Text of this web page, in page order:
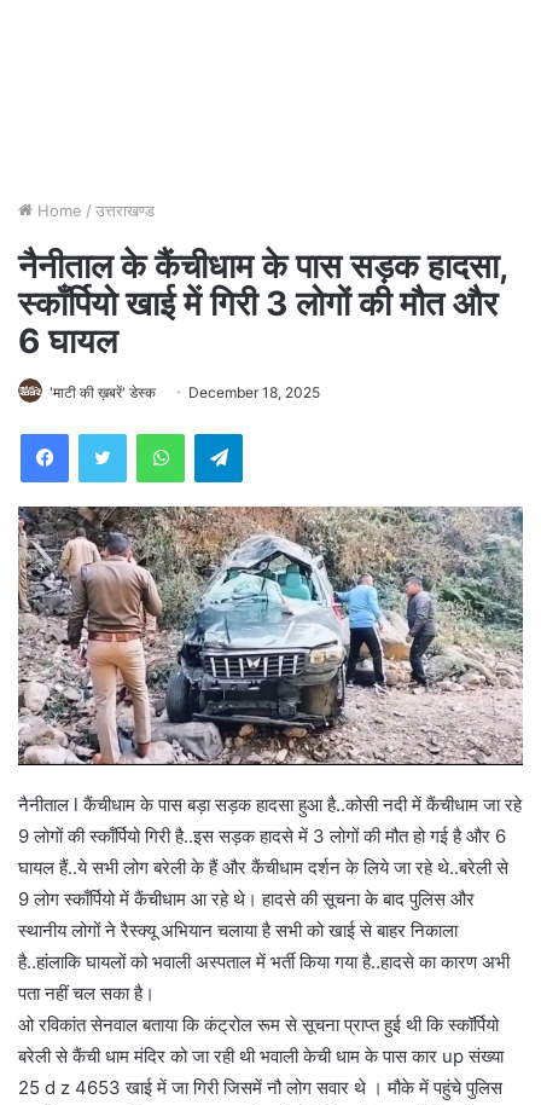
Home / उत्तराखण्ड
नैनीताल के कैंचीधाम के पास सड़क हादसा,
स्काँर्पियो खाई में गिरी 3 लोगों की मौत और
6 घायल
'माटी की ख़बरें' डेस्क December 18, 2025
WhatsAppTelegram
नैनीताल l कैंचीधाम के पास बड़ा सड़क हादसा हुआ है..कोसी नदी में कैंचीधाम जा रहे
9 लोगों की स्काँर्पियो गिरी है..इस सड़क हादसे में 3 लोगों की मौत हो गई है और 6
घायल हैं..ये सभी लोग बरेली के हैं और कैंचीधाम दर्शन के लिये जा रहे थे..बरेली से
9 लोग स्काँर्पियो में कैंचीधाम आ रहे थे। हादसे की सूचना के बाद पुलिस और
स्थानीय लोगों ने रैस्क्यू अभियान चलाया है सभी को खाई से बाहर निकाला
है..हांलाकि घायलों को भवाली अस्पताल में भर्ती किया गया है..हादसे का कारण अभी
पता नहीं चल सका है।
ओ रविकांत सेनवाल बताया कि कंट्रोल रूम से सूचना प्राप्त हुई थी कि स्कॉर्पियो
बरेली से कैंची धाम मंदिर को जा रही थी भवाली केची धाम के पास कार up संख्या
25 d z 4653 खाई में जा गिरी जिसमें नौ लोग सवार थे । मौके में पहुंचे पुलिस